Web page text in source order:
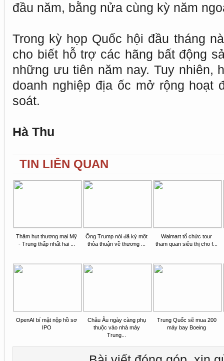
đầu năm, bằng nửa cùng kỳ năm
Trong kỳ họp Quốc hội đầu tháng
cho biết hỗ trợ các hãng bất động
những ưu tiên năm nay. Tuy nhiên,
doanh nghiệp địa ốc mở rộng hoạt
soát.
Hà Thu
TIN LIÊN QUAN
Thâm hụt thương mại Mỹ
- Trung thấp nhất hai ...
Ông Trump nói đã ký một
thỏa thuận về thương ...
Walmart tổ chức tour
tham quan siêu thị cho f...
OpenAI bí mật nộp hồ sơ
IPO
Châu Âu ngày càng phụ
thuộc vào nhà máy
Trung...
Trung Quốc sẽ mua 200
máy bay Boeing